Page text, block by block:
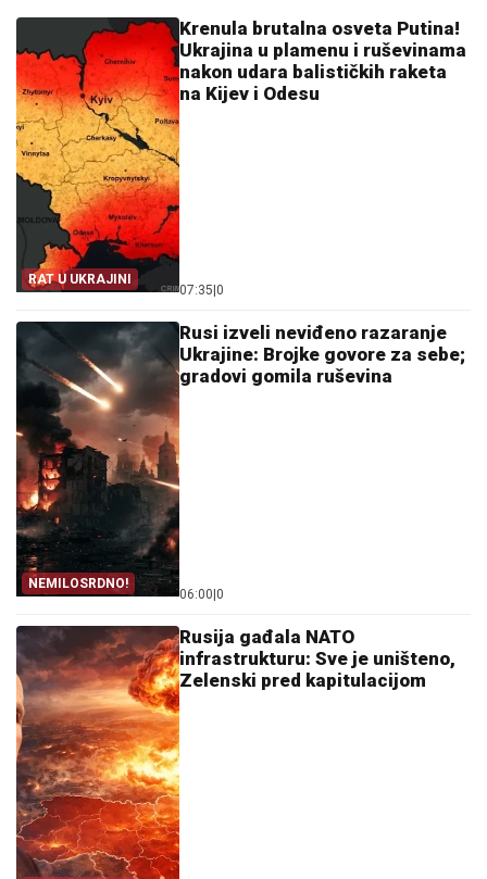
RAT U UKRAJINI
Krenula brutalna osveta Putina!
Ukrajina u plamenu i ruševinama
nakon udara balističkih raketa
na Kijev i Odesu
07:35 0
NEMILOSRDNO!
Rusi izveli neviđeno razaranje
Ukrajine: Brojke govore za sebe;
gradovi gomila ruševina
06:00 0
Rusija gađala NATO
infrastrukturu: Sve je uništeno,
Zelenski pred kapitulacijom